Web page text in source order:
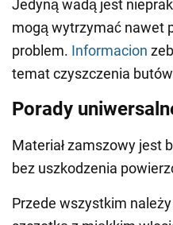
Jedyną wadą jest
mogą wytrzymać nawet
problem. Informacion
temat czyszczenia
Porady
Materiał zamszowy jest
bez uszkodzenia
Przede wszystkim